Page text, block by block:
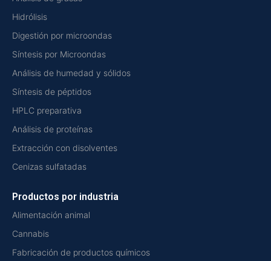
Hidrólisis
Digestión por microondas
Síntesis por Microondas
Análisis de humedad y sólidos
Síntesis de péptidos
HPLC preparativa
Análisis de proteínas
Extracción con disolventes
Cenizas sulfatadas
Productos por industria
Alimentación animal
Cannabis
Fabricación de productos químicos